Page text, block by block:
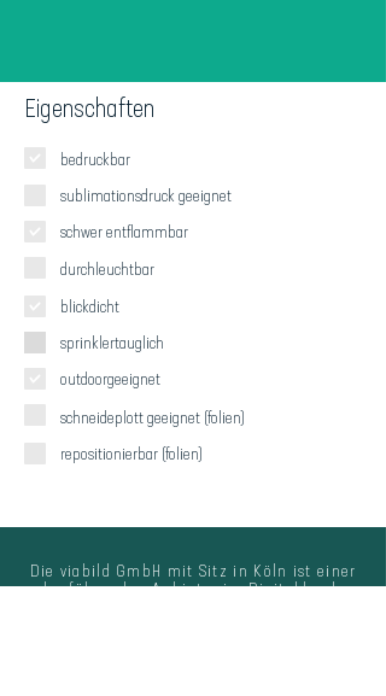
Eigenschaften
bedruckbar
sublimationsdruck geeignet
schwer entflammbar
durchleuchtbar
blickdicht
sprinklertauglich
outdoorgeeignet
schneideplott geeignet (folien)
repositionierbar (folien)
Die viabild GmbH mit Sitz in Köln ist einer
der führenden Anbieter im Digitaldruck.